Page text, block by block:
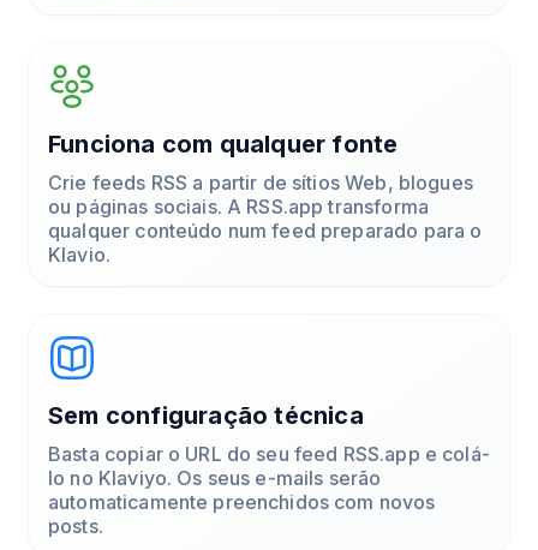
Funciona com qualquer fonte
Crie feeds RSS a partir de sítios Web, blogues
ou páginas sociais. A RSS.app transforma
qualquer conteúdo num feed preparado para o
Klavio.
Sem configuração técnica
Basta copiar o URL do seu feed RSS.app e colá-
lo no Klaviyo. Os seus e-mails serão
automaticamente preenchidos com novos
posts.